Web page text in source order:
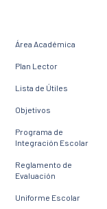
Área Académica
Plan Lector
Lista de Útiles
Objetivos
Programa de
Integración Escolar
Reglamento de
Evaluación
Uniforme Escolar